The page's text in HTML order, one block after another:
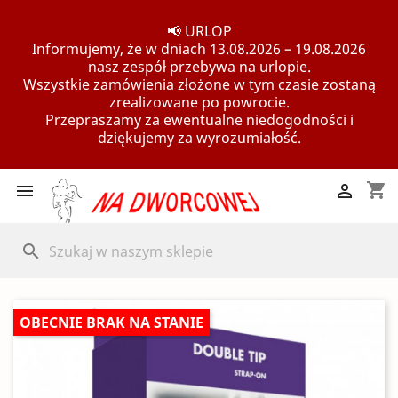
📢 URLOP
Informujemy, że w dniach 13.08.2026 – 19.08.2026
nasz zespół przebywa na urlopie.
Wszystkie zamówienia złożone w tym czasie zostaną
zrealizowane po powrocie.
Przepraszamy za ewentualne niedogodności i
dziękujemy za wyrozumiałość.
 shopping_cart

search
OBECNIE BRAK NA STANIE